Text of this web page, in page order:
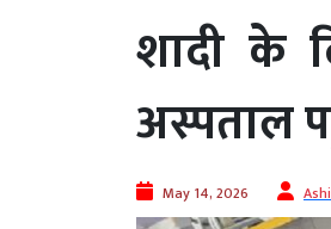
शादी के
अस्पताल
May 14, 2026